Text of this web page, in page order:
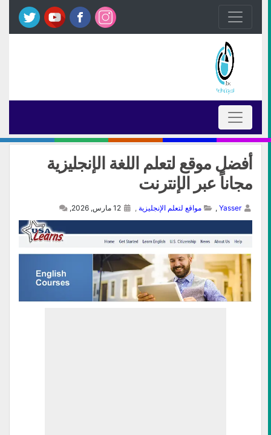
أفضل موقع لتعلم اللغة الإنجليزية
مجاناً عبر الإنترنت
Yasser
, مواقع لتعلم الإنجليزية ,